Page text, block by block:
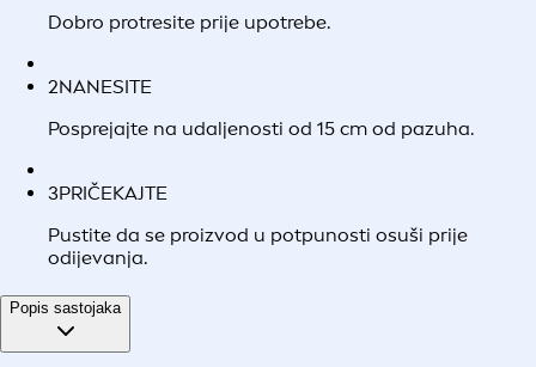
Dobro protresite prije upotrebe.
2NANESITE
Posprejajte na udaljenosti od 15 cm od pazuha.
3PRIČEKAJTE
Pustite da se proizvod u potpunosti osuši prije
odijevanja.
Popis sastojaka